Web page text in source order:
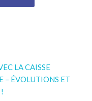
LA CAISSE
– ÉVOLUTIONS ET